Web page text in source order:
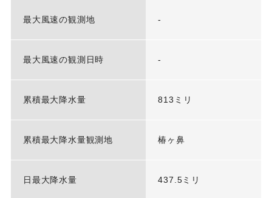
最大風速の観測地 -
最大風速の観測日時 -
累積最大降水量 813ミリ
累積最大降水量観測地 椿ヶ鼻
日最大降水量 437.5ミリ